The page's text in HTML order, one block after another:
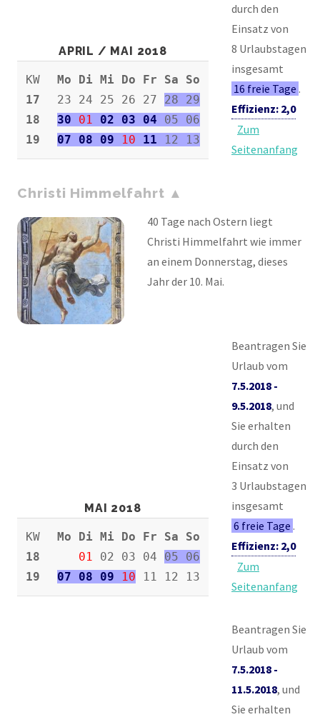
APRIL / MAI 2018
KW
17
18
19
Mo Di Mi Do Fr Sa So
23 24 25 26 27 28 29
30
01 02 03 04 05 06
07 08 09
10 11 12 13
durch den
Einsatz von
8 Urlaubstagen
insgesamt
16 freie Tage .
Effizienz: 2,0
Zum
Seitenanfang
Christi Himmelfahrt
40 Tage nach Ostern liegt
Christi Himmelfahrt wie immer
an einem Donnerstag, dieses
Jahr der 10. Mai.
MAI 2018
KW
18
19
Mo Di Mi Do Fr Sa So
01
02 03 04 05 06
07 08 09
10 11 12 13
Beantragen Sie
Urlaub vom
7.5.2018 -
9.5.2018, und
Sie erhalten
durch den
Einsatz von
3 Urlaubstagen
insgesamt
6 freie Tage .
Effizienz: 2,0
Zum
Seitenanfang
Beantragen Sie
Urlaub vom
7.5.2018 -
11.5.2018, und
Sie erhalten